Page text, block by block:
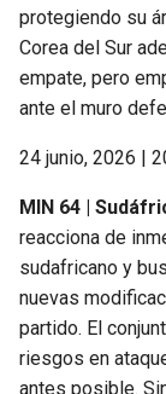
protegiendo su
Corea del Sur
empate, pero
ante el muro
24 junio, 2026 |
MIN 64 |
reacciona de
sudafricano y
nuevas
partido. El
riesgos en
antes posible.